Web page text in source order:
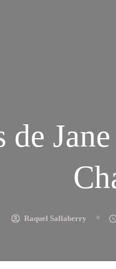
de
Raquel Sallaberry